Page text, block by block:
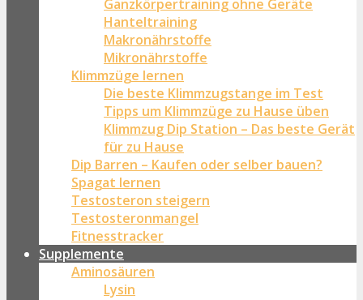
Ganzkörpertraining ohne Geräte
Hanteltraining
Makronährstoffe
Mikronährstoffe
Klimmzüge lernen
Die beste Klimmzugstange im Test
Tipps um Klimmzüge zu Hause üben
Klimmzug Dip Station – Das beste Gerät
für zu Hause
Dip Barren – Kaufen oder selber bauen?
Spagat lernen
Testosteron steigern
Testosteronmangel
Fitnesstracker
Supplemente
Aminosäuren
Lysin